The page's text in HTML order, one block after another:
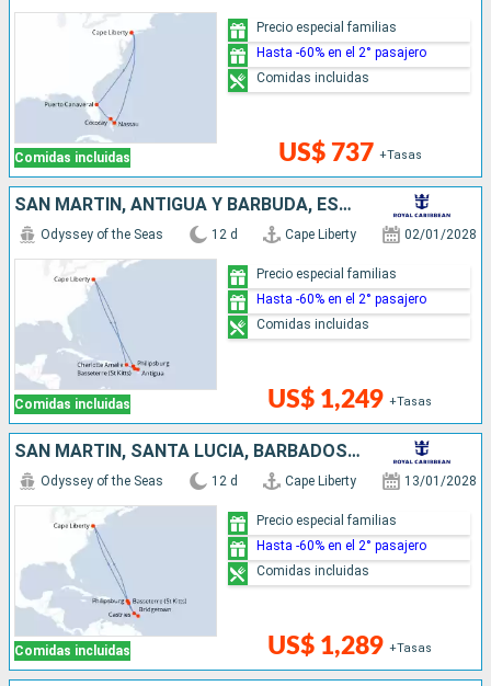
Comidas incluidas US$ 737 +Tasas
Precio especial familias
Hasta -60% en el 2° pasajero
Comidas incluidas
SAN MARTÍN, ANTIGUA Y BARBUDA, ESTADOS UNIDOS
Comidas incluidas
Odyssey of the Seas 12 d Cape Liberty 02/01/2028
US$ 1,249 +Tasas
Precio especial familias
Hasta -60% en el 2° pasajero
Comidas incluidas
SAN MARTÍN, SANTA LUCIA, BARBADOS, ESTADOS UNIDOS
Comidas incluidas
Odyssey of the Seas 12 d Cape Liberty 13/01/2028
US$ 1,289 +Tasas
Precio especial familias
Hasta -60% en el 2° pasajero
Comidas incluidas